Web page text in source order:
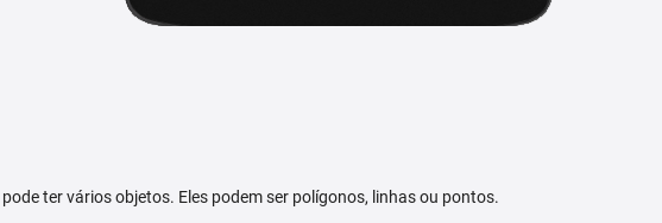
ter vários objetos. Eles podem ser polígonos, linhas ou pontos.